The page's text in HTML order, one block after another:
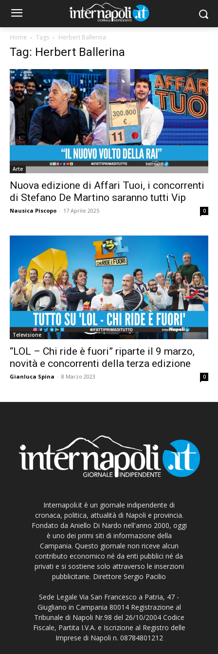
Home Tags Herbert Ballerina
Tag: Herbert Ballerina
Arte
Nuova edizione di Affari Tuoi, i concorrenti
di Stefano De Martino saranno tutti Vip
Nausica Piscopo - 17 Aprile 2025 0
Televisione
“LOL – Chi ride è fuori” riparte il 9 marzo,
novità e concorrenti della terza edizione
Gianluca Spina - 8 Marzo 2023 0
Internapoli.it è un giornale indipendente di
cronaca, politica, attualità di Napoli e provincia.
Fondato da Aniello Di Nardo nell'anno 2000, oggi
è uno dei primi siti di informazione della
Campania. Questo giornale non riceve alcun
contributo economico né da enti pubblici né da
privati e si sostiene solo attraverso le inserzioni
pubblicitarie. Direttore Sergio Pacilio
Sede Legale Via San Francesco a Patria, 47 -
Giugliano in Campania 80014 Registrazione al
Tribunale di Napoli Nr.98 del 26/10/2004 Codice
Fiscale, Partita I.V.A. e Iscrizione al Registro delle
Imprese di Napoli n. 08784801212